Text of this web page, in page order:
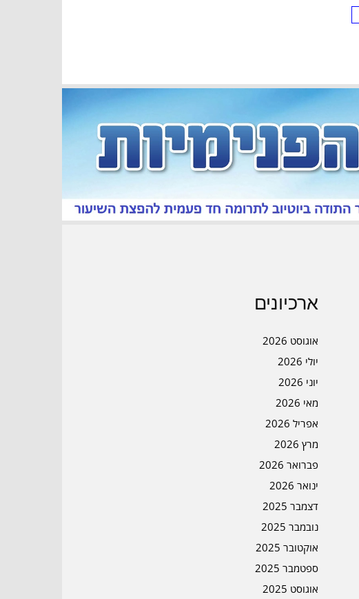
ארכיונים
אוגוסט 2026
יולי 2026
יוני 2026
מאי 2026
אפריל 2026
מרץ 2026
פברואר 2026
ינואר 2026
דצמבר 2025
נובמבר 2025
אוקטובר 2025
ספטמבר 2025
אוגוסט 2025